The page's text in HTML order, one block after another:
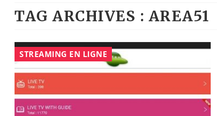
TAG ARCHIVES : AREA51
STREAMING EN LIGNE